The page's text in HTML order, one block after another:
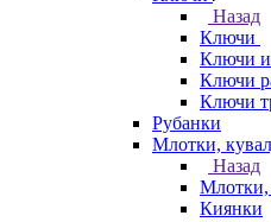
Назад
Ключи
Ключи
Ключи
Ключи
Рубанки
Млотки,
Назад
Млотки,
Киянки